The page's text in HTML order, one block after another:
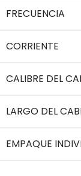
FRECUENCIA
CORRIENTE
CALIBRE DEL
LARGO DEL
EMPAQUE